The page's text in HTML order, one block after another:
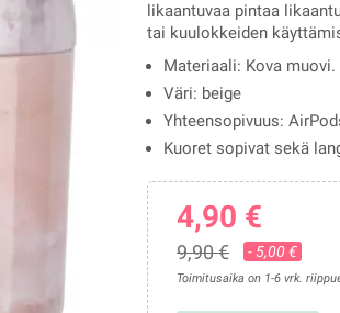
likaantuvaa pintaa
tai kuulokkeiden
Materiaali: Kova muovi.
Väri: beige
Yhteensopivuus:
Kuoret sopivat sekä
4,90 €
9,90 € - 5,00 €
Toimitusaika on 1-6 vrk.